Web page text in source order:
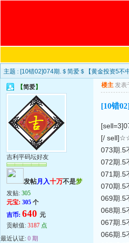
主题 : [10错02]074期.＄简爱＄【黄金投资5不
【简爱】
吉利平码坛好友
发帖月入十万不是梦
发贴: 305
元宝: 305 个
吉币: 640 元
贡献值: 3187 点
最近认证: 0 期
楼主 发表
[10错
[/
073期.5
072期.5
071期.5
070期.5
069期.5
068期.5
067期.5
066期.5